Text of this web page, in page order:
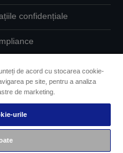
confidențiale
cookie
de accesibilitate
Seiko Epson
de acord cu stocarea cookie-
pe site, pentru a analiza
de marketing.
urile